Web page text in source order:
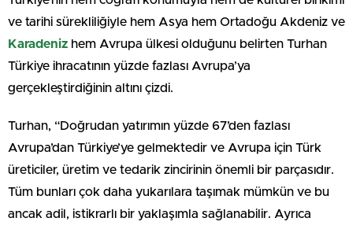
ve tarihi sürekliliğiyle hem Asya hem Ortadoğu Akdeniz ve
Karadeniz hem Avrupa ülkesi olduğunu belirten Turhan
Türkiye ihracatının yüzde fazlası Avrupa’ya
gerçekleştirdiğinin altını çizdi.
Turhan, “Doğrudan yatırımın yüzde 67’den fazlası
Avrupa’dan Türkiye’ye gelmektedir ve Avrupa için Türk
üreticiler, üretim ve tedarik zincirinin önemli bir parçasıdır.
Tüm bunları çok daha yukarılara taşımak mümkün ve bu
ancak adil, istikrarlı bir yaklaşımla sağlanabilir. Ayrıca